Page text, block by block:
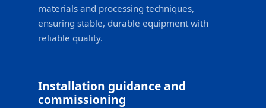
materials and processing techniques,
ensuring stable, durable equipment with
reliable quality.
Installation guidance and
commissioning